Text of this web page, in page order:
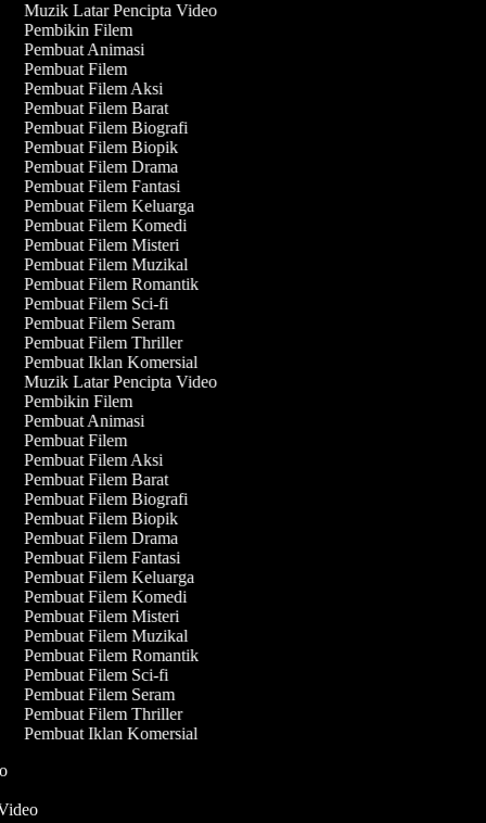
Muzik Latar Pencipta Video
Pembikin Filem
Pembuat Animasi
Pembuat Filem
Pembuat Filem Aksi
Pembuat Filem Barat
Pembuat Filem Biografi
Pembuat Filem Biopik
Pembuat Filem Drama
Pembuat Filem Fantasi
Pembuat Filem Keluarga
Pembuat Filem Komedi
Pembuat Filem Misteri
Pembuat Filem Muzikal
Pembuat Filem Romantik
Pembuat Filem Sci-fi
Pembuat Filem Seram
Pembuat Filem Thriller
Pembuat Iklan Komersial
Muzik Latar Pencipta Video
Pembikin Filem
Pembuat Animasi
Pembuat Filem
Pembuat Filem Aksi
Pembuat Filem Barat
Pembuat Filem Biografi
Pembuat Filem Biopik
Pembuat Filem Drama
Pembuat Filem Fantasi
Pembuat Filem Keluarga
Pembuat Filem Komedi
Pembuat Filem Misteri
Pembuat Filem Muzikal
Pembuat Filem Romantik
Pembuat Filem Sci-fi
Pembuat Filem Seram
Pembuat Filem Thriller
Pembuat Iklan Komersial